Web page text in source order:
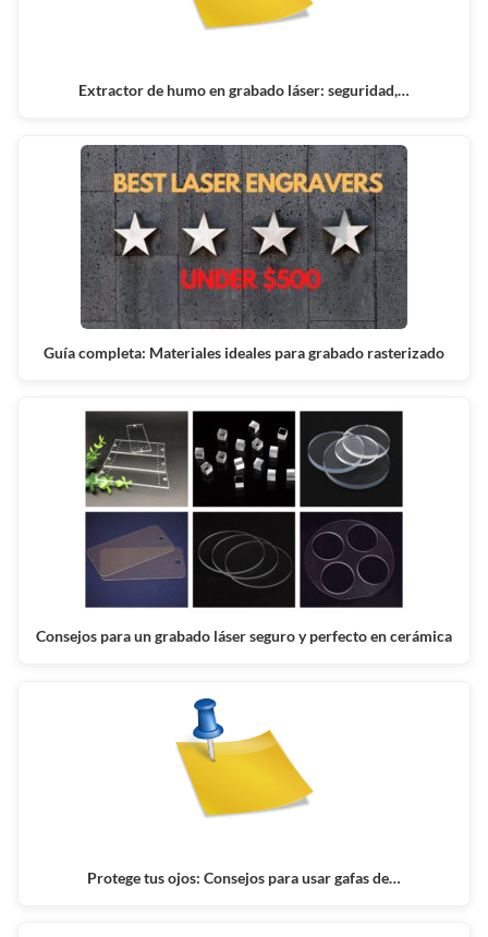
Extractor de humo en grabado láser: seguridad,…
Guía completa: Materiales ideales para grabado rasterizado
Consejos para un grabado láser seguro y perfecto en cerámica
Protege tus ojos: Consejos para usar gafas de…